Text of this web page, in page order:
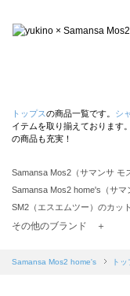
トップスの商品一覧です。 シ
イテムを取り揃えております
の商品も充実！
Samansa Mos2（サマンサ モ
Samansa Mos2 home's（サ
SM2（エスエムツー）のカッ
TSUHARU by Samansa Mos2
Samansa Mos2 blue（サマン
その他のブランド ＋
Samansa Mos2 home's トッ